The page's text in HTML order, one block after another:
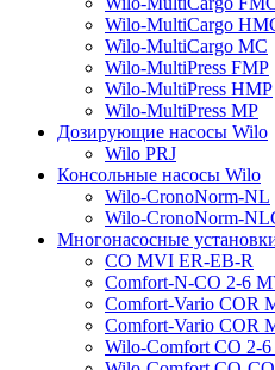
Wilo-MultiCargo
Wilo-MultiCargo MC
Wilo-MultiPress FMP
Wilo-MultiPress HMP
Wilo-MultiPress MP
Дозирующие насосы Wilo
Wilo PRJ
Консольные насосы Wilo
Wilo-CronoNorm-NL
Wilo-CronoNorm-
Многонасосные
CO MVI ER-EB-R
Comfort-N-CO 2-6
Comfort-Vario COR
Comfort-Vario COR
Wilo-Comfort CO 2-